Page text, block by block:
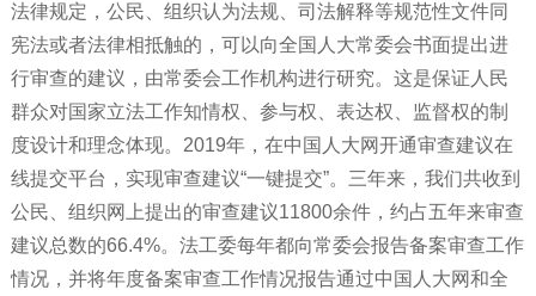
法律规定，公民、组织认为法规、司法解释等规范性文件同
宪法或者法律相抵触的，可以向全国人大常委会书面提出进
行审查的建议，由常委会工作机构进行研究。这是保证人民
群众对国家立法工作知情权、参与权、表达权、监督权的制
度设计和理念体现。2019年，在中国人大网开通审查建议在
线提交平台，实现审查建议“一键提交”。三年来，我们共收到
公民、组织网上提出的审查建议11800余件，约占五年来审查
建议总数的66.4%。法工委每年都向常委会报告备案审查工作
情况，并将年度备案审查工作情况报告通过中国人大网和全